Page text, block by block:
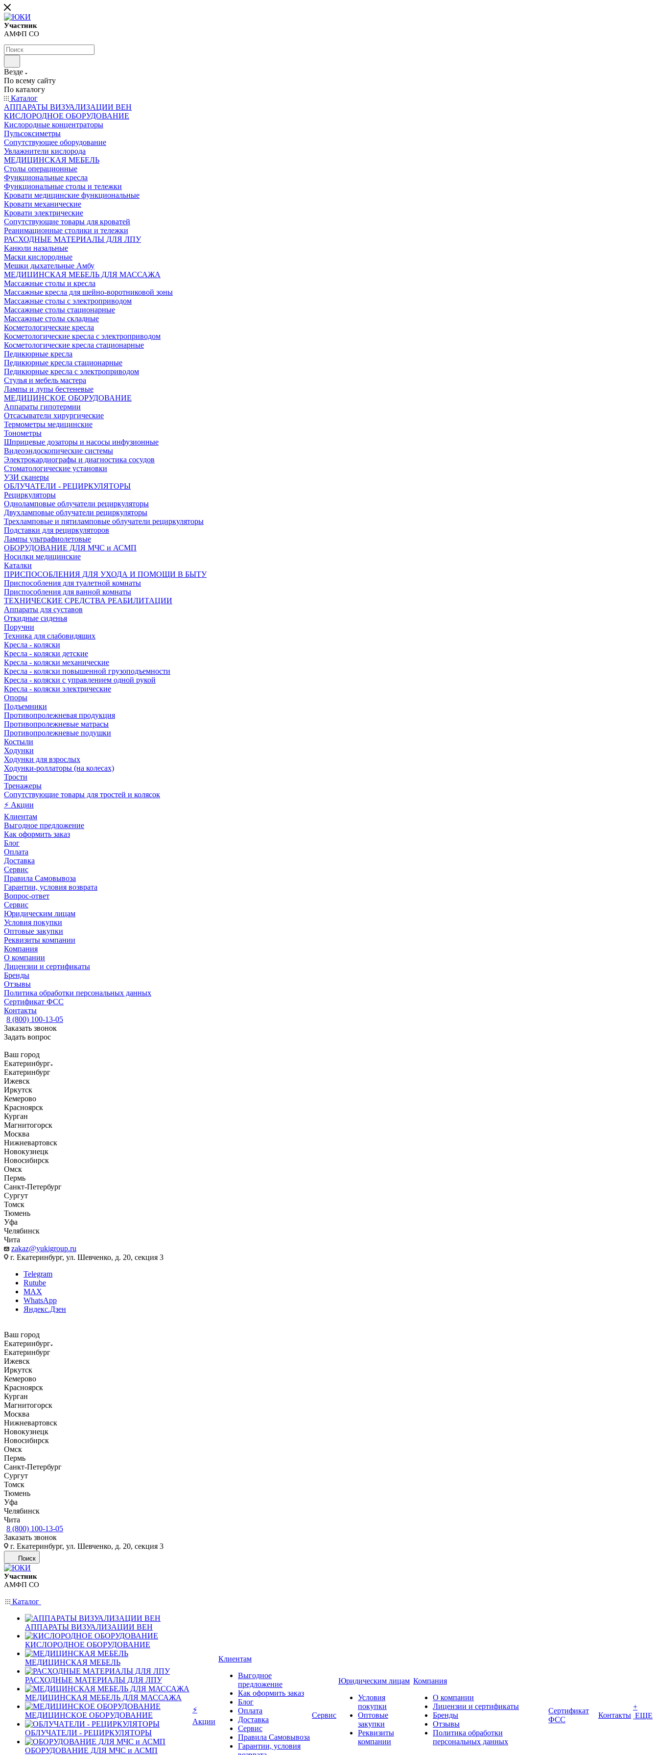
Участник
АМФП СО
Везде
По всему сайту
По каталогу
Каталог
АППАРАТЫ ВИЗУАЛИЗАЦИИ ВЕН
КИСЛОРОДНОЕ ОБОРУДОВАНИЕ
Кислородные концентраторы
Пульсоксиметры
Сопутствующее оборудование
Увлажнители кислорода
МЕДИЦИНСКАЯ МЕБЕЛЬ
Столы операционные
Функциональные кресла
Функциональные столы и тележки
Кровати медицинские функциональные
Кровати механические
Кровати электрические
Сопутствующие товары для кроватей
Реанимационные столики и тележки
РАСХОДНЫЕ МАТЕРИАЛЫ ДЛЯ ЛПУ
Канюли назальные
Маски кислородные
Мешки дыхательные Амбу
МЕДИЦИНСКАЯ МЕБЕЛЬ ДЛЯ МАССАЖА
Массажные столы и кресла
Массажные кресла для шейно-воротниковой зоны
Массажные столы с электроприводом
Массажные столы стационарные
Массажные столы складные
Косметологические кресла
Косметологические кресла с электроприводом
Косметологические кресла стационарные
Педикюрные кресла
Педикюрные кресла стационарные
Педикюрные кресла с электроприводом
Стулья и мебель мастера
Лампы и лупы бестеневые
МЕДИЦИНСКОЕ ОБОРУДОВАНИЕ
Аппараты гипотермии
Отсасыватели хирургические
Термометры медицинские
Тонометры
Шприцевые дозаторы и насосы инфузионные
Видеоэндоскопические системы
Электрокардиографы и диагностика сосудов
Стоматологические установки
УЗИ сканеры
ОБЛУЧАТЕЛИ - РЕЦИРКУЛЯТОРЫ
Рециркуляторы
Одноламповые облучатели рециркуляторы
Двухламповые облучатели рециркуляторы
Трехламповые и пятиламповые облучатели рециркуляторы
Подставки для рециркуляторов
Лампы ультрафиолетовые
ОБОРУДОВАНИЕ ДЛЯ МЧС и АСМП
Носилки медицинские
Каталки
ПРИСПОСОБЛЕНИЯ ДЛЯ УХОДА И ПОМОЩИ В БЫТУ
Приспособления для туалетной комнаты
Приспособления для ванной комнаты
ТЕХНИЧЕСКИЕ СРЕДСТВА РЕАБИЛИТАЦИИ
Аппараты для суставов
Откидные сиденья
Поручни
Техника для слабовидящих
Кресла - коляски
Кресла - коляски детские
Кресла - коляски механические
Кресла - коляски повышенной грузоподъемности
Кресла - коляски с управлением одной рукой
Кресла - коляски электрические
Опоры
Подъемники
Противопролежневая продукция
Противопролежневые матрасы
Противопролежневые подушки
Костыли
Ходунки
Ходунки для взрослых
Ходунки-роллаторы (на колесах)
Трости
Тренажеры
Сопутствующие товары для тростей и колясок
⚡ Акции
Клиентам
Выгодное предложение
Как оформить заказ
Блог
Оплата
Доставка
Сервис
Правила Самовывоза
Гарантии, условия возврата
Вопрос-ответ
Сервис
Юридическим лицам
Условия покупки
Оптовые закупки
Реквизиты компании
Компания
О компании
Лицензии и сертификаты
Бренды
Отзывы
Политика обработки персональных данных
Сертификат ФСС
Контакты
8 (800) 100-13-05
Заказать звонок
Задать вопрос
Ваш город
Екатеринбург
Екатеринбург
Ижевск
Иркутск
Кемерово
Красноярск
Курган
Магнитогорск
Москва
Нижневартовск
Новокузнецк
Новосибирск
Омск
Пермь
Санкт-Петербург
Сургут
Томск
Тюмень
Уфа
Челябинск
Чита
zakaz@yukigroup.ru
г. Екатеринбург, ул. Шевченко, д. 20, секция 3
Telegram
Rutube
MAX
WhatsApp
Яндекс.Дзен
Ваш город
Екатеринбург
Екатеринбург
Ижевск
Иркутск
Кемерово
Красноярск
Курган
Магнитогорск
Москва
Нижневартовск
Новокузнецк
Новосибирск
Омск
Пермь
Санкт-Петербург
Сургут
Томск
Тюмень
Уфа
Челябинск
Чита
8 (800) 100-13-05
Заказать звонок
г. Екатеринбург, ул. Шевченко, д. 20, секция 3
Поиск
Участник
АМФП СО
Каталог
АППАРАТЫ ВИЗУАЛИЗАЦИИ ВЕН
КИСЛОРОДНОЕ ОБОРУДОВАНИЕ
МЕДИЦИНСКАЯ МЕБЕЛЬ
РАСХОДНЫЕ МАТЕРИАЛЫ ДЛЯ ЛПУ
МЕДИЦИНСКАЯ МЕБЕЛЬ ДЛЯ МАССАЖА
МЕДИЦИНСКОЕ ОБОРУДОВАНИЕ
ОБЛУЧАТЕЛИ - РЕЦИРКУЛЯТОРЫ
ОБОРУДОВАНИЕ ДЛЯ МЧС и АСМП
⚡
Акции
Клиентам
Выгодное
предложение
Как оформить заказ
Блог
Оплата
Доставка
Сервис
Правила Самовывоза
Гарантии, условия
Сервис
Юридическим лицам
Условия
покупки
Оптовые
закупки
Реквизиты
компании
Компания
О компании
Лицензии и сертификаты
Бренды
Отзывы
Политика обработки
персональных данных
Сертификат
ФСС
Контакты
+
ЕЩЕ